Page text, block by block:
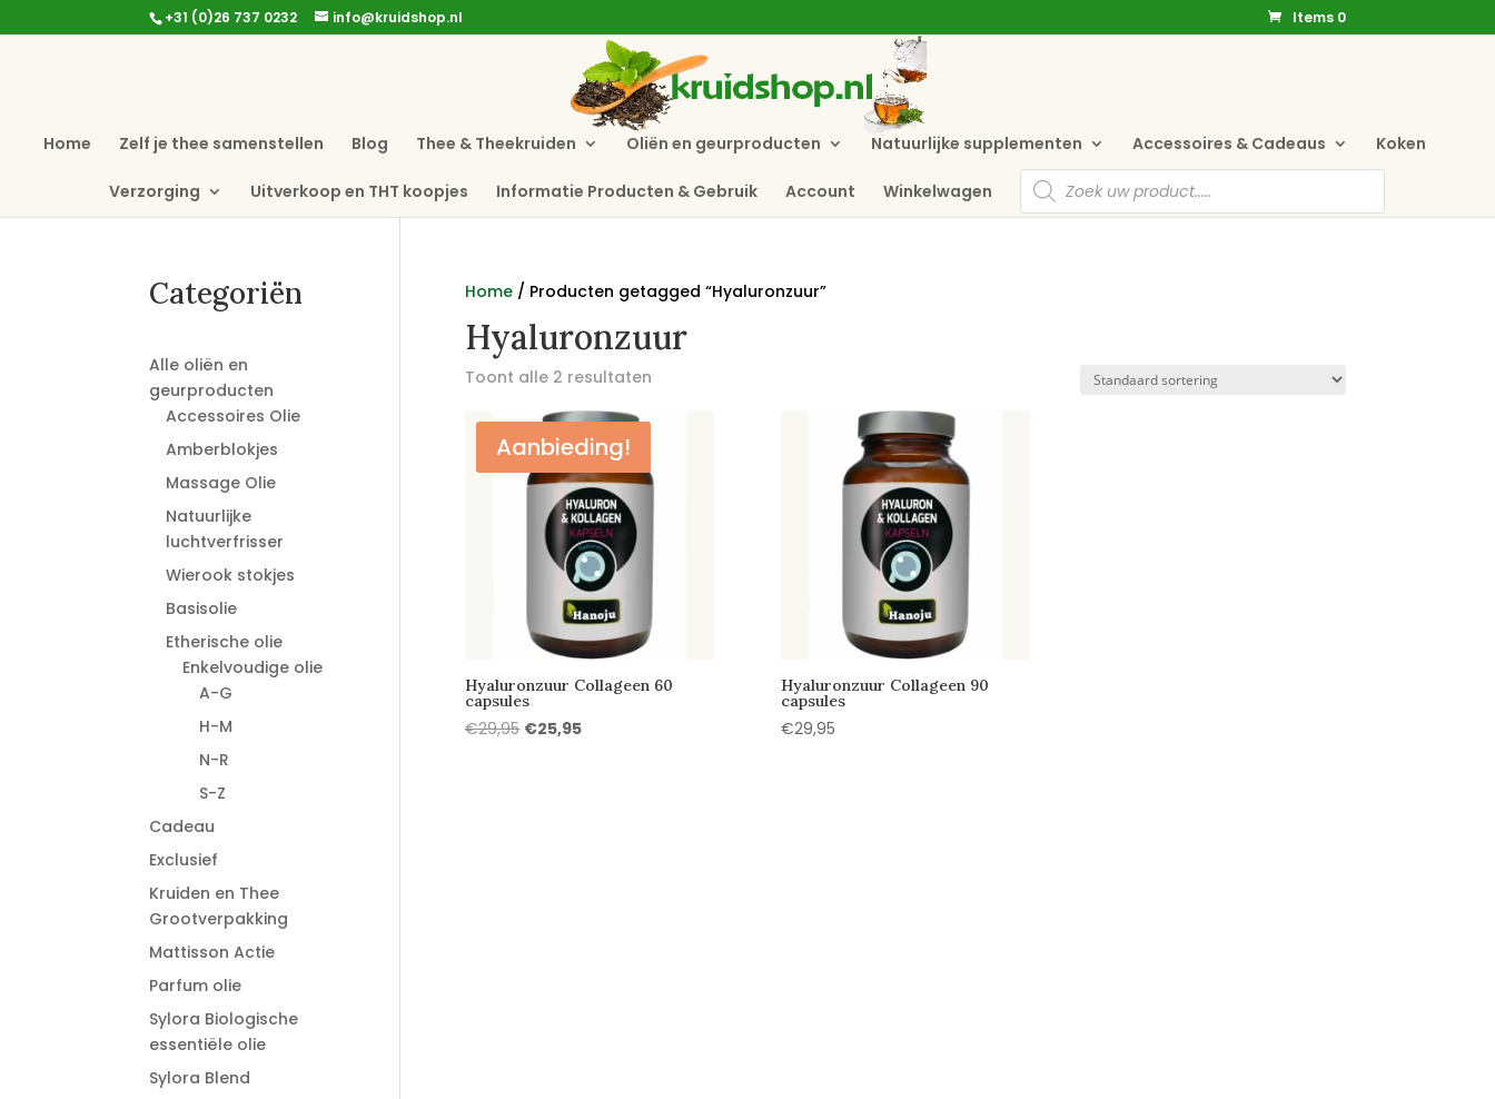
+31 (0)26 737 0232 info@kruidshop.nl Items 0
Home Zelf je thee samenstellen Blog Thee & Theekruiden Oliën en geurproducten Natuurlijke supplementen Accessoires & Cadeaus Koken
Verzorging Uitverkoop en THT koopjes Informatie Producten & Gebruik Account Winkelwagen
Producten
zoeken
Home/ Producten getagged “Hyaluronzuur”
Hyaluronzuur
Toont alle 2 resultaten
Aanbieding!
Hyaluronzuur Collageen 60
capsules
€29,95 Oorspronkelijke
€25,95Huidige
Hyaluronzuur Collageen 90
capsules
€29,95
Categoriën
Alle oliën en
geurproducten
Accessoires Olie
Amberblokjes
Massage Olie
Natuurlijke
luchtverfrisser
Wierook stokjes
Basisolie
Etherische olie
Enkelvoudige olie
A-G
H-M
N-R
S-Z
Cadeau
Exclusief
Kruiden en Thee
Grootverpakking
Mattisson Actie
Parfum olie
Sylora Biologische
essentiële olie
Sylora Blend